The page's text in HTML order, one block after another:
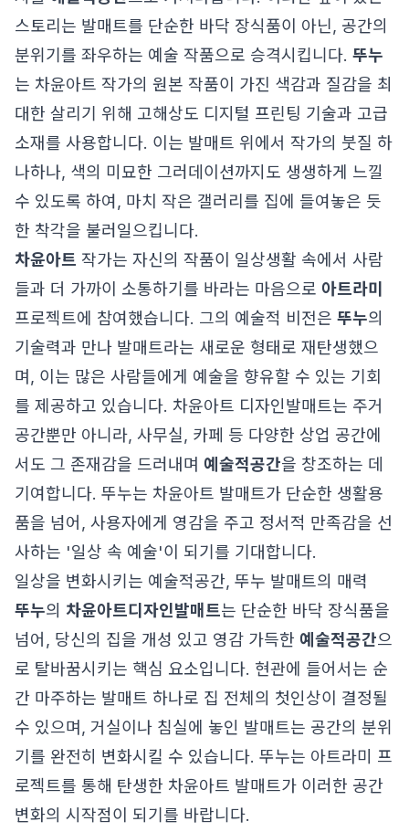
스토리는 발매트를 단순한 바닥 장식품이 아닌, 공간의
분위기를 좌우하는 예술 작품으로 승격시킵니다. 뚜누
는 차윤아트 작가의 원본 작품이 가진 색감과 질감을 최
대한 살리기 위해 고해상도 디지털 프린팅 기술과 고급
소재를 사용합니다. 이는 발매트 위에서 작가의 붓질 하
나하나, 색의 미묘한 그러데이션까지도 생생하게 느낄
수 있도록 하여, 마치 작은 갤러리를 집에 들여놓은 듯
한 착각을 불러일으킵니다.
차윤아트 작가는 자신의 작품이 일상생활 속에서 사람
들과 더 가까이 소통하기를 바라는 마음으로 아트라미
프로젝트에 참여했습니다. 그의 예술적 비전은 뚜누의
기술력과 만나 발매트라는 새로운 형태로 재탄생했으
며, 이는 많은 사람들에게 예술을 향유할 수 있는 기회
를 제공하고 있습니다. 차윤아트 디자인발매트는 주거
공간뿐만 아니라, 사무실, 카페 등 다양한 상업 공간에
서도 그 존재감을 드러내며 예술적공간을 창조하는 데
기여합니다. 뚜누는 차윤아트 발매트가 단순한 생활용
품을 넘어, 사용자에게 영감을 주고 정서적 만족감을 선
사하는 '일상 속 예술'이 되기를 기대합니다.
일상을 변화시키는 예술적공간, 뚜누 발매트의 매력
뚜누의 차윤아트디자인발매트는 단순한 바닥 장식품을
넘어, 당신의 집을 개성 있고 영감 가득한 예술적공간으
로 탈바꿈시키는 핵심 요소입니다. 현관에 들어서는 순
간 마주하는 발매트 하나로 집 전체의 첫인상이 결정될
수 있으며, 거실이나 침실에 놓인 발매트는 공간의 분위
기를 완전히 변화시킬 수 있습니다. 뚜누는 아트라미 프
로젝트를 통해 탄생한 차윤아트 발매트가 이러한 공간
변화의 시작점이 되기를 바랍니다.